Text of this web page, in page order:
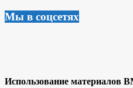
Мы в соцсетях
Использование материалов